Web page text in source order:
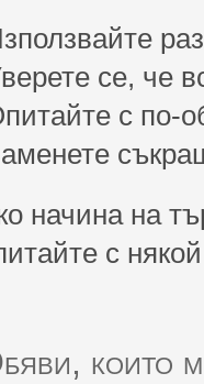
се, че
с по-
начина на
с
които